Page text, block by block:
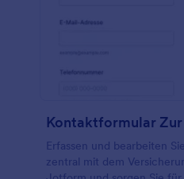
Kontaktformular Zur
Erfassen und bearbeiten
zentral mit dem